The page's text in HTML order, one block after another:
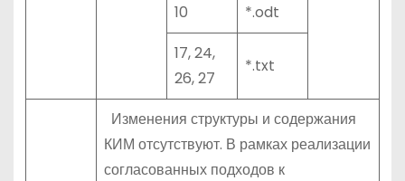
10
*.odt
17, 24,
26, 27
*.txt
Изменения структуры и содержания
КИМ отсутствуют. В рамках реализации
согласованных подходов к